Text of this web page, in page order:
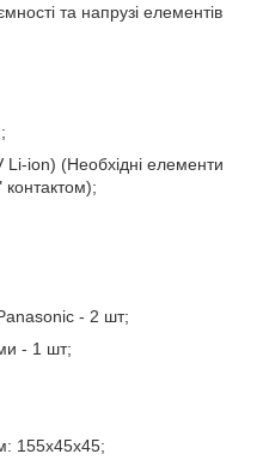
та напрузі елементів
іon) (Необхідні елементи
- 2 шт;
- 1 шт;
155х45х45;